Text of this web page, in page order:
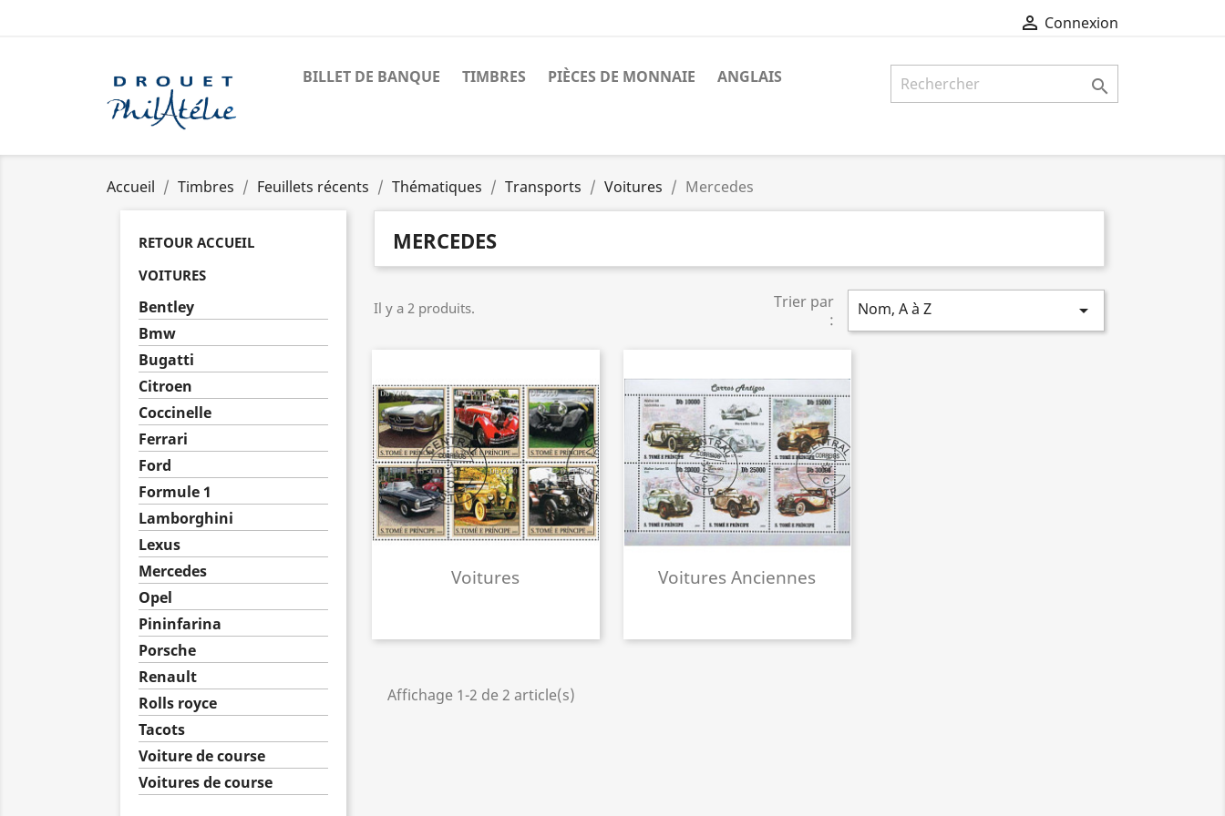
 Connexion

BILLET DE BANQUE TIMBRES PIÈCES DE MONNAIE ANGLAIS
Accueil Timbres Feuillets récents Thématiques Transports Voitures Mercedes
RETOUR ACCUEIL
VOITURES
Bentley
Bmw
Bugatti
Citroen
Coccinelle
Ferrari
Ford
Formule 1
Lamborghini
Lexus
Mercedes
Opel
Pininfarina
Porsche
Renault
Rolls royce
Tacots
Voiture de course
Voitures de course
MERCEDES
Il y a 2 produits.
Trier par
:
Nom, A à Z 
Voitures Voitures Anciennes
Affichage 1-2 de 2 article(s)